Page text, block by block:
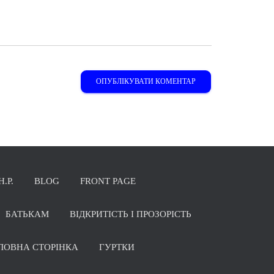
BLOG FRONT PAGE
БАТЬКАМ ВІДКРИТІСТЬ І ПРОЗОРІСТЬ
СТОРІНКА ГУРТКИ